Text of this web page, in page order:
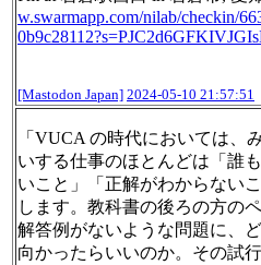
w.swarmapp.com/nilab/checkin/
[Mastodon Japan] 2024-05-10 21:57:51
「VUCA の時代においては、
いする仕事のほとんどは「誰
いこと」「正解がわからない
します。教科書の後ろの方の
解答例がないような問題に、
向かったらいいのか。その試